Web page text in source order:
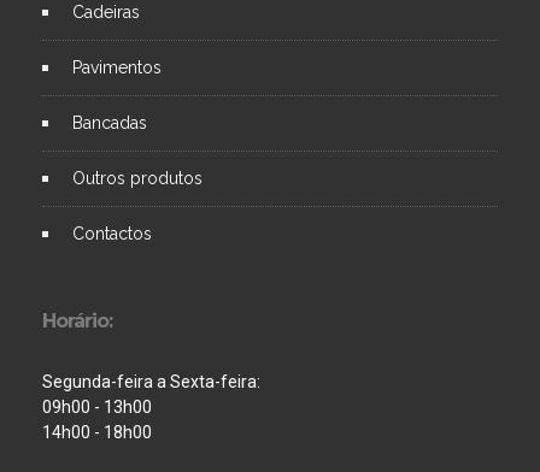
Cadeiras
Pavimentos
Bancadas
Outros produtos
Contactos
Horário:
Segunda-feira a Sexta-feira:
09h00 - 13h00
14h00 - 18h00